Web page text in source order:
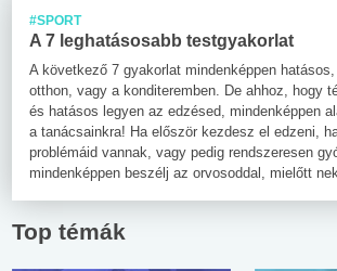
#SPORT
A 7 leghatásosabb testgyakorlat
A következő 7 gyakorlat mindenképpen
otthon, vagy a konditeremben. De ahhoz, hogy
és hatásos legyen az edzésed, mindenképpen
a tanácsainkra! Ha először kezdesz el edzeni,
problémáid vannak, vagy pedig rendszeresen
mindenképpen beszélj az orvosoddal, mielőtt
Top témák